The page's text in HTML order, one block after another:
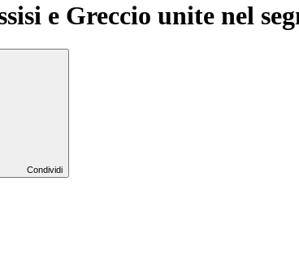
e Greccio unite nel
Condividi